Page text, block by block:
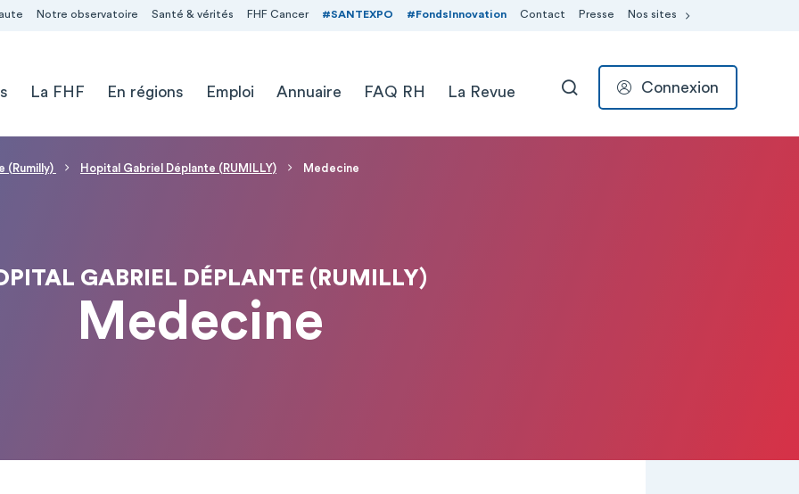
Notre observatoire Santé & vérités FHF Cancer #SANTEXPO #FondsInnovation Contact Presse Nos sites
La FHF En régions Emploi Annuaire FAQ RH La Revue RECHERCHER
Connexion
(Rumilly) Hopital Gabriel Déplante (RUMILLY) Medecine
GABRIEL DÉPLANTE (RUMILLY)
Medecine